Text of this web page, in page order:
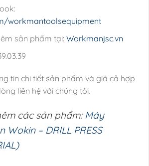
workmantoolsequipment
sản phẩm tại: Workmanjsc.vn
tin chi tiết sản phẩm và giá cả hợp
liên hệ với chúng tôi.
các sản phẩm: Máy
Wokin – DRILL PRESS